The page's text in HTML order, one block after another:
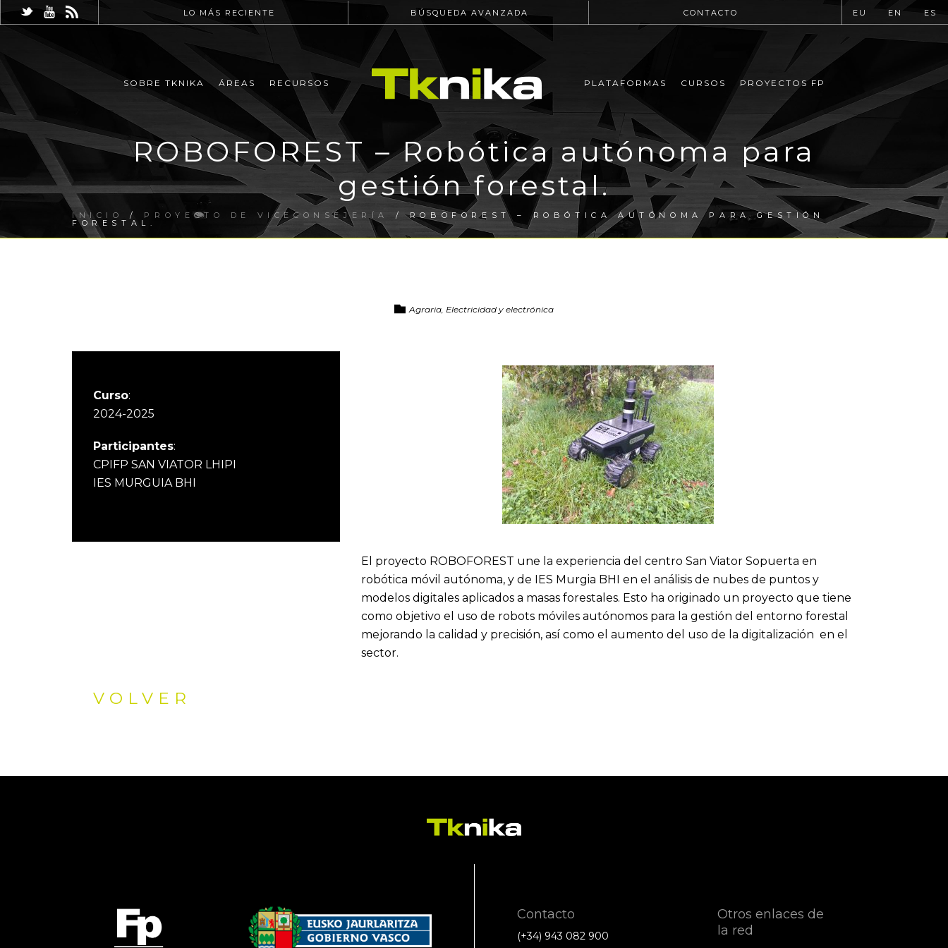
LO MÁS RECIENTE BÚSQUEDA AVANZADA CONTACTO EU EN ES
SOBRE TKNIKA ÁREAS RECURSOS PLATAFORMAS CURSOS PROYECTOS FP
ROBOFOREST – Robótica autónoma para
gestión forestal.
INICIO / PROYECTO DE VICECONSEJERÍA / ROBOFOREST – ROBÓTICA AUTÓNOMA PARA GESTIÓN
FORESTAL.
Agraria, Electricidad y electrónica
Curso:
2024-2025
Participantes:
CPIFP SAN VIATOR LHIPI
IES MURGUIA BHI
El proyecto ROBOFOREST une la experiencia del centro San Viator Sopuerta en
robótica móvil autónoma, y de IES Murgia BHI en el análisis de nubes de puntos y
modelos digitales aplicados a masas forestales. Esto ha originado un proyecto que tiene
como objetivo el uso de robots móviles autónomos para la gestión del entorno forestal
mejorando la calidad y precisión, así como el aumento del uso de la digitalización en el
sector.
VOLVER
Contacto
(+34) 943 082 900
Otros enlaces de
la red